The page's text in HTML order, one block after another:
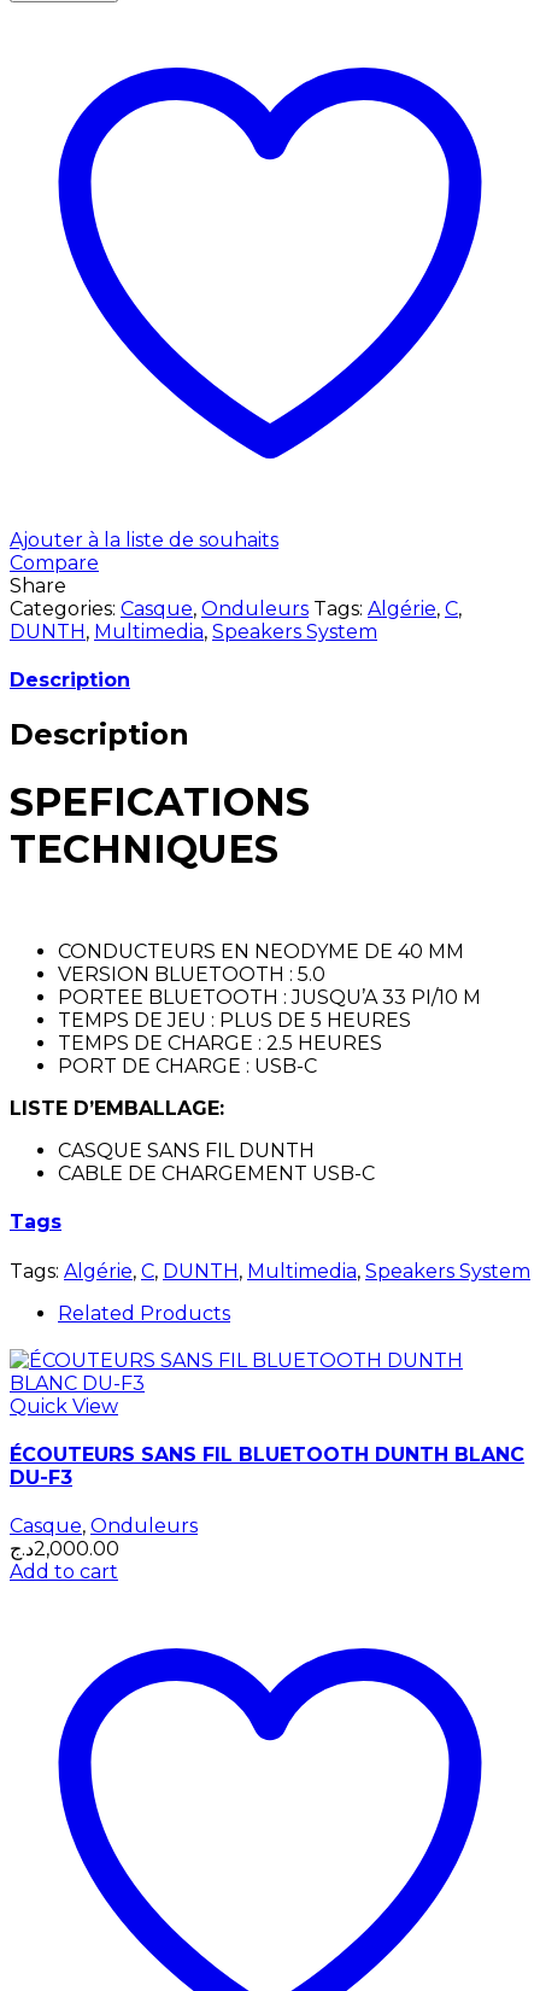
Ajouter à la liste de souhaits
Compare
Share
Categories: Casque, Onduleurs Tags: Algérie, C,
DUNTH, Multimedia, Speakers System
Description
Description
SPEFICATIONS
TECHNIQUES
CONDUCTEURS EN NEODYME DE 40 MM
VERSION BLUETOOTH : 5.0
PORTEE BLUETOOTH : JUSQU’A 33 PI/10 M
TEMPS DE JEU : PLUS DE 5 HEURES
TEMPS DE CHARGE : 2.5 HEURES
PORT DE CHARGE : USB-C
LISTE D’EMBALLAGE:
CASQUE SANS FIL DUNTH
CABLE DE CHARGEMENT USB-C
Tags
Tags: Algérie, C, DUNTH, Multimedia, Speakers System
Related Products
Quick View
ÉCOUTEURS SANS FIL BLUETOOTH DUNTH BLANC
DU-F3
Casque, Onduleurs
2,000.00د.ج
Add to cart